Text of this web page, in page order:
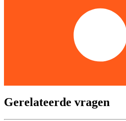
Gerelateerde vragen